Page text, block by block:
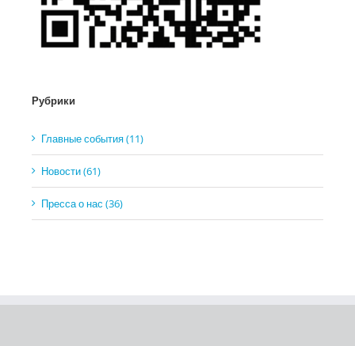
Рубрики
Главные события (11)
Новости (61)
Пресса о нас (36)